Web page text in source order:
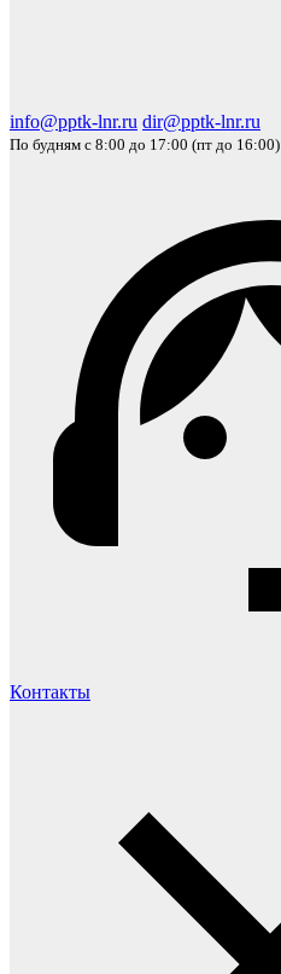
info@pptk-lnr.ru dir@pptk-lnr.ru
По будням с 8:00 до 17:00 (пт до 16:00)
Контакты